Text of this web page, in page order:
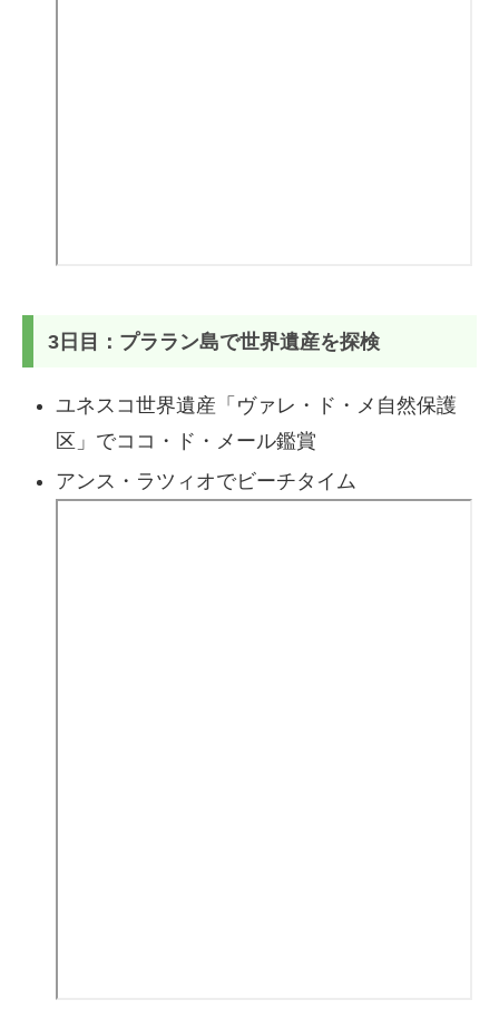
3日目：プララン島で世界遺産を探検
ユネスコ世界遺産「ヴァレ・ド・メ自然保護
区」でココ・ド・メール鑑賞
アンス・ラツィオでビーチタイム